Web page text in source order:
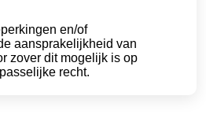
en/of
aansprakelijkheid van
zover dit mogelijk is op
recht.